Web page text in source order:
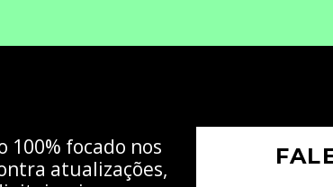
focado nos
atualizações,